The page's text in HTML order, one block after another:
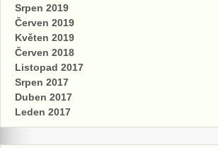
Srpen 2019
Červen 2019
Květen 2019
Červen 2018
Listopad 2017
Srpen 2017
Duben 2017
Leden 2017